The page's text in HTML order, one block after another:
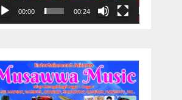
00:00 00:24